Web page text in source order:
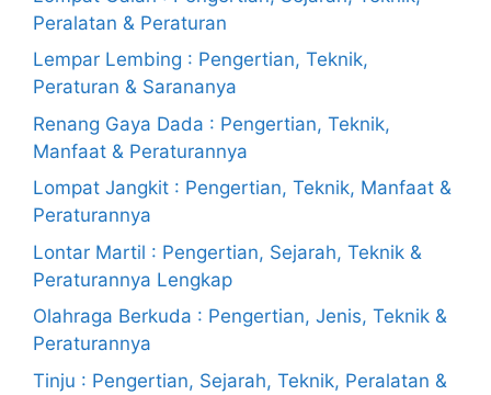
Peralatan & Peraturan
Lempar Lembing : Pengertian, Teknik,
Peraturan & Sarananya
Renang Gaya Dada : Pengertian, Teknik,
Manfaat & Peraturannya
Lompat Jangkit : Pengertian, Teknik, Manfaat &
Peraturannya
Lontar Martil : Pengertian, Sejarah, Teknik &
Peraturannya Lengkap
Olahraga Berkuda : Pengertian, Jenis, Teknik &
Peraturannya
Tinju : Pengertian, Sejarah, Teknik, Peralatan &